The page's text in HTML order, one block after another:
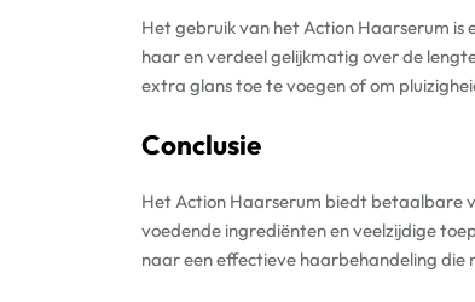
Het gebruik van het Action Haarserum is
haar en verdeel gelijkmatig over de
extra glans toe te voegen of om
Conclusie
Het Action Haarserum biedt betaalbare
voedende ingrediënten en veelzijdige
naar een effectieve haarbehandeling die